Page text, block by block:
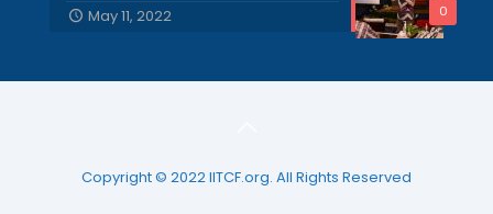
0
May 11, 2022
Copyright © 2022 IITCF.org. All Rights Reserved